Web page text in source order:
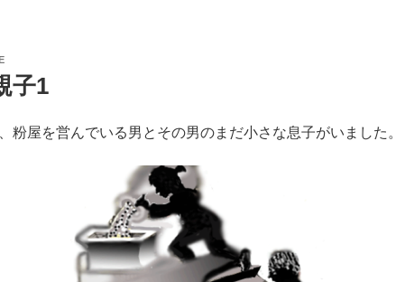
子1
粉屋を営んでいる男とその男のまだ小さな息子がいました。